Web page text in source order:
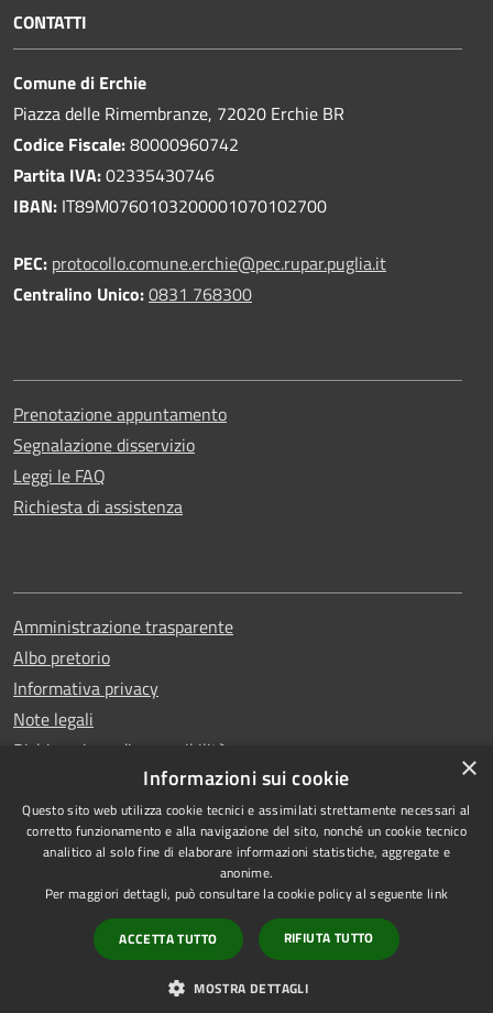
CONTATTI
Comune di Erchie
Piazza delle Rimembranze, 72020 Erchie BR
Codice Fiscale:80000960742
Partita IVA:02335430746
IBAN: IT89M0760103200001070102700
PEC: protocollo.comune.erchie@pec.rupar.puglia.it
Centralino Unico:0831 768300
Prenotazione appuntamento
Segnalazione disservizio
Leggi le FAQ
Richiesta di assistenza
Amministrazione trasparente
Albo pretorio
Informativa privacy
Note legali
Dichiarazione di accessibilità
RSS
Accessibilità
Copyright © 2026 • Comune di
Erchie • Powered by
Municipium•Accesso
redazione
×
Informazioni sui cookie
Questo sito web utilizza cookie tecnici e assimilati strettamente necessari al
corretto funzionamento e alla navigazione del sito, nonché un cookie tecnico
analitico al solo fine di elaborare informazioni statistiche, aggregate e
anonime.
Per maggiori dettagli, può consultare la cookie policy al seguente link
ACCETTA TUTTO RIFIUTA TUTTO
MOSTRA DETTAGLI